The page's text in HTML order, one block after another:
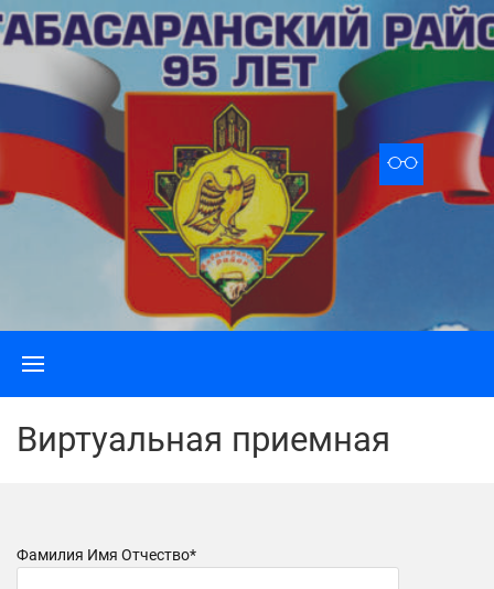
Skip
to
Виртуальная приемная
Фамилия Имя Отчество*